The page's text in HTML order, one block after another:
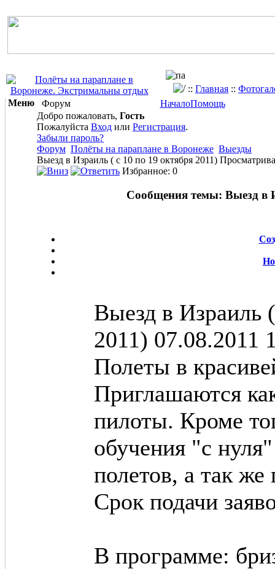
:: Главная ::
Меню
Форум НачалоПомощь
Добро пожаловать, Гость
Пожалуйста Вход или Регистрация.
Забыли пароль?
Форум Полёты на параплане в Воронеже Выезды
Выезд в Израиль ( с 10 по 19 октября 2011)
Избранное: 0
Сообщения темы: Выезд в
Выезд в Израиль
2011) 07.08.2011
Полеты в
Приглашаются
пилоты. Кроме
обучения "с
полетов, а так
Срок подачи
В программе: